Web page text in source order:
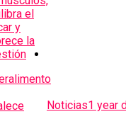
Noticias1 year